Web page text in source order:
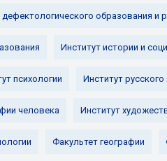
дефектологического образования и
Институт истории и
психологии Институт
человека Институт
Факультет географии